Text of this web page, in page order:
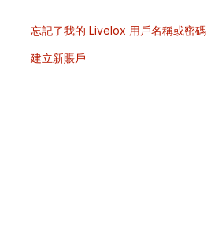
忘記了我的 Livelox 用戶名稱或密碼
建立新賬戶